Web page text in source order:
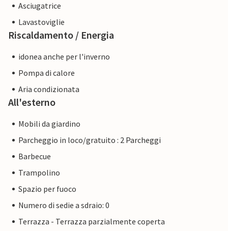
Asciugatrice
Lavastoviglie
Riscaldamento / Energia
idonea anche per l'inverno
Pompa di calore
Aria condizionata
All'esterno
Mobili da giardino
Parcheggio in loco/gratuito : 2 Parcheggi
Barbecue
Trampolino
Spazio per fuoco
Numero di sedie a sdraio: 0
Terrazza - Terrazza parzialmente coperta